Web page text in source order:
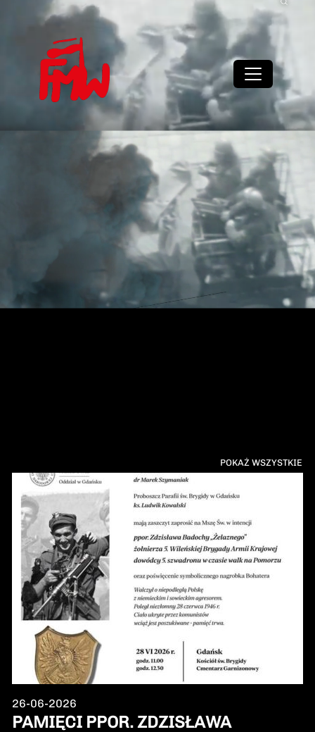
POKAŻ WSZYSTKIE
26-06-2026
PAMIĘCI PPOR. ZDZISŁAWA